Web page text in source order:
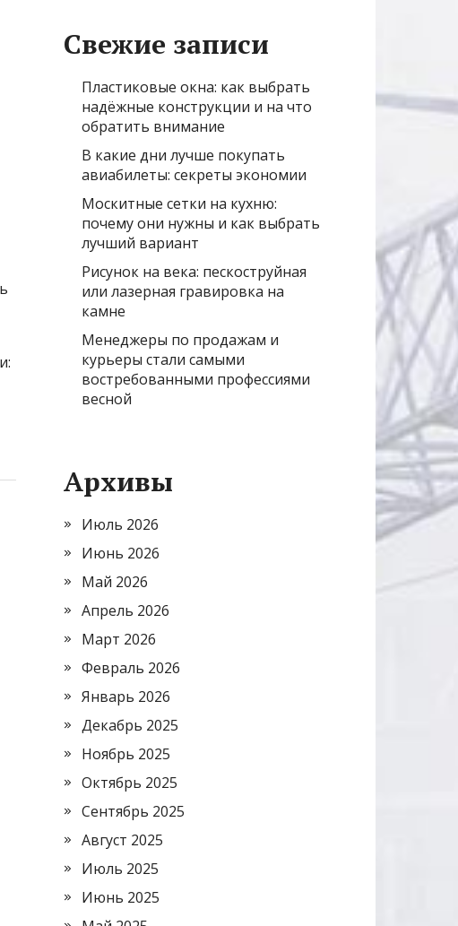
Свежие записи
Пластиковые окна: как выбрать
надёжные конструкции и на что
обратить внимание
В какие дни лучше покупать
авиабилеты: секреты экономии
Москитные сетки на кухню:
почему они нужны и как выбрать
лучший вариант
Рисунок на века: пескоструйная
или лазерная гравировка на
камне
Менеджеры по продажам и
курьеры стали самыми
востребованными профессиями
весной
Архивы
Июль 2026
Июнь 2026
Май 2026
Апрель 2026
Март 2026
Февраль 2026
Январь 2026
Декабрь 2025
Ноябрь 2025
Октябрь 2025
Сентябрь 2025
Август 2025
Июль 2025
Июнь 2025